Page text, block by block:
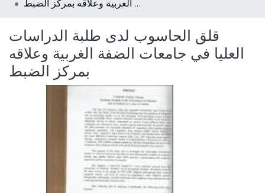
قلق الحاسوب لدى طلبة الدراسات العليا في جامعات الضفة الغربية وعلاقه بمركز الضبط
قلق الحاسوب لدى طلبة الدراسات
العليا في جامعات الضفة الغربية وعلاقه
بمركز الضبط